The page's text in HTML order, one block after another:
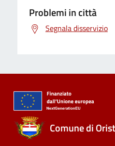
Problemi in città
Segnala disservizio
Comune di